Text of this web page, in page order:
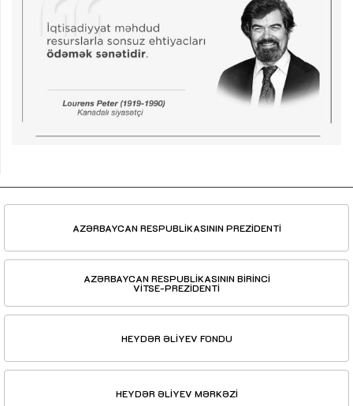
AZƏRBAYCAN RESPUBLİKASININ PREZİDENTİ
AZƏRBAYCAN RESPUBLİKASININ BİRİNCİ
VİTSE-PREZİDENTİ
HEYDƏR ƏLİYEV FONDU
HEYDƏR ƏLİYEV MƏRKƏZİ